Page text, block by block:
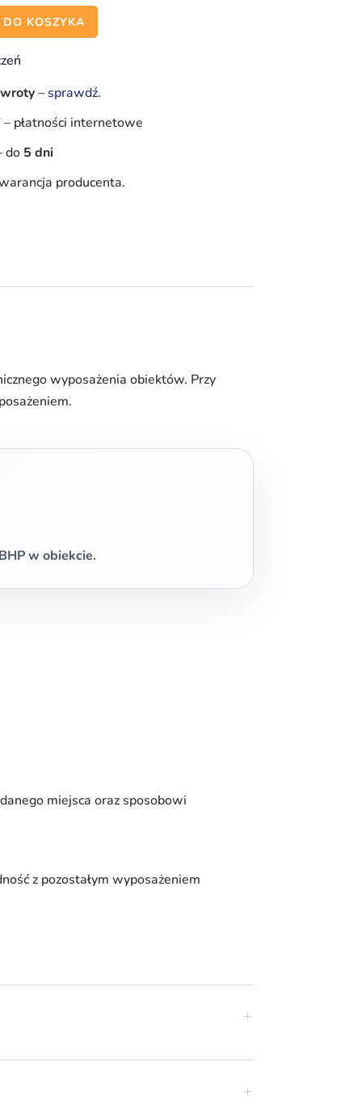
KOSZYKA
–sprawdź.
– płatności internetowe
do 5 dni
producenta.
wyposażenia obiektów. Przy
w obiekcie.
miejsca oraz sposobowi
z pozostałym wyposażeniem